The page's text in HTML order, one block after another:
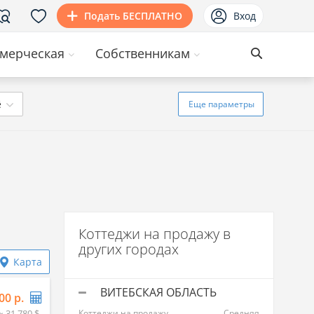
Подать БЕСПЛАТНО Вход
Собственникам
Еще параметры
Карта
р.
Коттеджи на продажу в
других городах
ВИТЕБСКАЯ ОБЛАСТЬ